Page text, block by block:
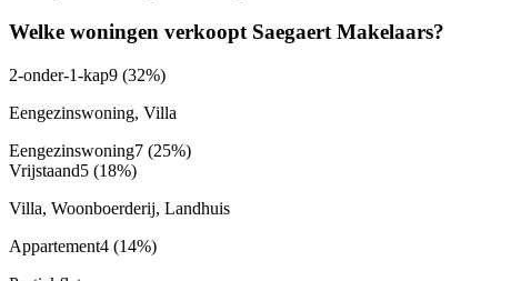
Welke woningen verkoopt Saegaert Makelaars?
2-onder-1-kap9 (32%)
Eengezinswoning, Villa
Eengezinswoning7 (25%)
Vrijstaand5 (18%)
Villa, Woonboerderij, Landhuis
Appartement4 (14%)